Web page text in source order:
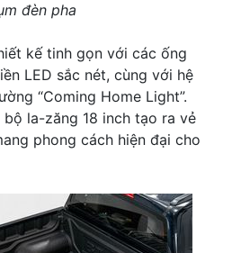
đèn pha
kế tinh gọn với các ống
LED sắc nét, cùng với hệ
“Coming Home Light”.
la-zăng 18 inch tạo ra vẻ
phong cách hiện đại cho